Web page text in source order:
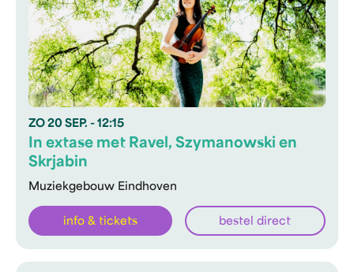
ZO 20 SEP. - 12:15
Muziekgebouw Eindhoven
In extase met Ravel, Szymanowski en
Skrjabin
info & tickets bestel direct